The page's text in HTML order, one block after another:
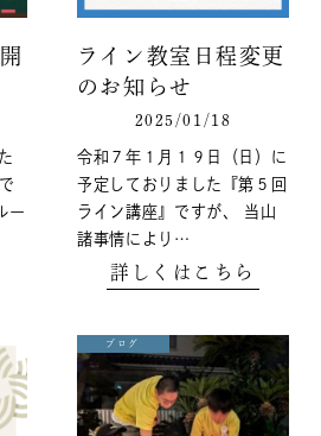
ー
ライン教室日程変更
のお知らせ
2025/01/18
令和７年１月１９日（日）に
予定しておりました『第５回
ライン講座』ですが、 当山
諸事情により…
詳しくはこちら
ブログ